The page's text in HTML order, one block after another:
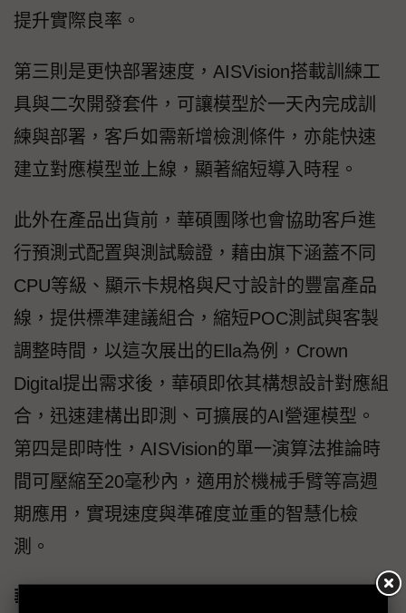
提升實際良率。
第三則是更快部署速度，AISVision搭載訓練工
具與二次開發套件，可讓模型於一天內完成訓
練與部署，客戶如需新增檢測條件，亦能快速
建立對應模型並上線，顯著縮短導入時程。
此外在產品出貨前，華碩團隊也會協助客戶進
行預測式配置與測試驗證，藉由旗下涵蓋不同
CPU等級、顯示卡規格與尺寸設計的豐富產品
線，提供標準建議組合，縮短POC測試與客製
調整時間，以這次展出的Ella為例，Crown
Digital提出需求後，華碩即依其構想設計對應組
合，迅速建構出即測、可擴展的AI營運模型。
第四是即時性，AISVision的單一演算法推論時
間可壓縮至20毫秒內，適用於機械手臂等高週
期應用，實現速度與準確度並重的智慧化檢
測。
華碩串連雲端與邊緣應用 驅動智慧場域升級